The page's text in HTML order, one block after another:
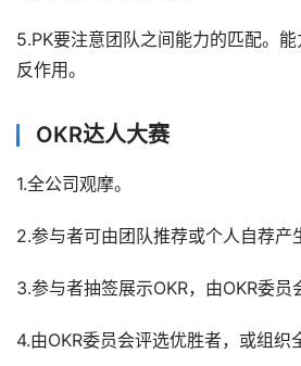
5.PK要注意团队之间能力的匹配。
反作用。
OKR达人大赛
1.全公司观摩。
2.参与者可由团队推荐或个人自荐产
3.参与者抽签展示OKR，由OKR委员
4.由OKR委员会评选优胜者，或组织